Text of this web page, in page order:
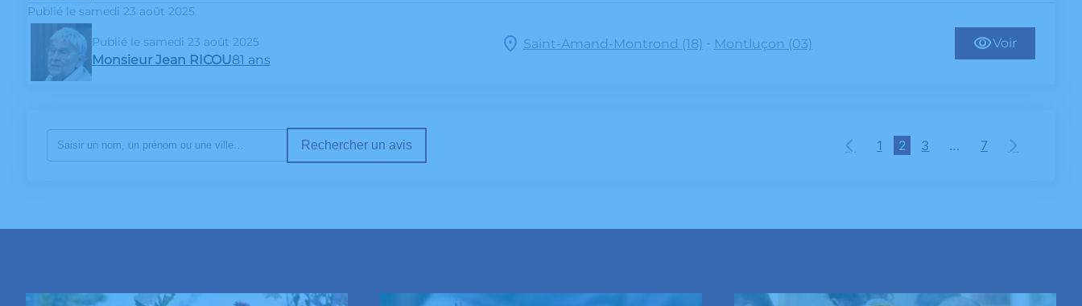
Publié le samedi 23 août 2025
Publié le samedi 23 août 2025
Monsieur Jean RICOU81 ans
Saint-Amand-Montrond (18) - Montluçon (03) Voir
Rechercher un avis 1 2 3 … 7